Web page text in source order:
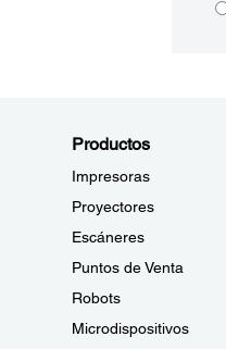
Productos
Impresoras
Proyectores
Escáneres
Puntos de Venta
Robots
Microdispositivos